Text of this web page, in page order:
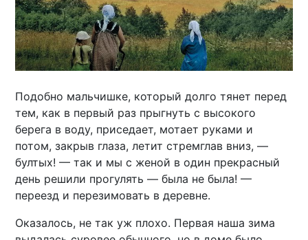
Подобно мальчишке, который долго тянет перед
тем, как в первый раз прыгнуть с высокого
берега в воду, приседает, мотает руками и
потом, закрыв глаза, летит стремглав вниз, —
бултых! — так и мы с женой в один прекрасный
день решили прогулять — была не была! —
переезд и перезимовать в деревне.
Оказалось, не так уж плохо. Первая наша зима